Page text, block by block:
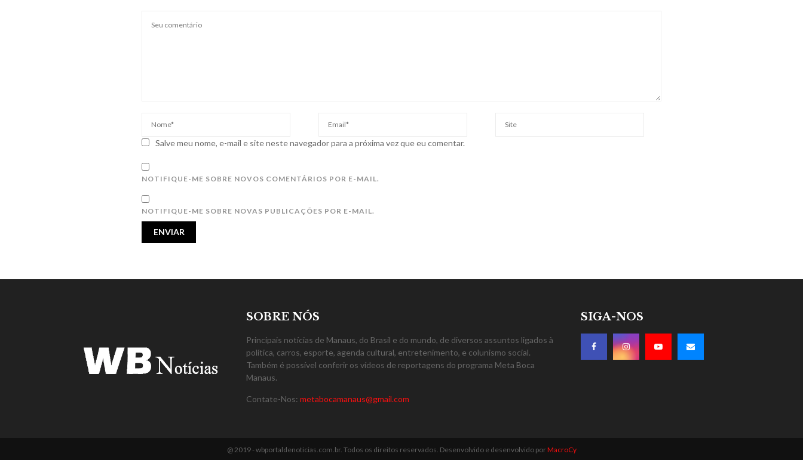
Salve meu nome, e-mail e site neste navegador para a próxima vez que eu comentar.
NOTIFIQUE-ME SOBRE NOVOS COMENTÁRIOS POR E-MAIL.
NOTIFIQUE-ME SOBRE NOVAS PUBLICAÇÕES POR E-MAIL.
SOBRE NÓS
Principais notícias de Manaus, do Brasil e do mundo, de diversos assuntos ligados à
política, carros, esporte, agenda cultural, entretenimento, e colunismo social.
Também é possível conferir os vídeos de reportagens do programa Meta Boca
Manaus.
Contate-Nos: metabocamanaus@gmail.com
SIGA-NOS
@ 2019 - wbportaldenoticias.com.br. Todos os direitos reservados. Desenvolvido e desenvolvido porMacroCy